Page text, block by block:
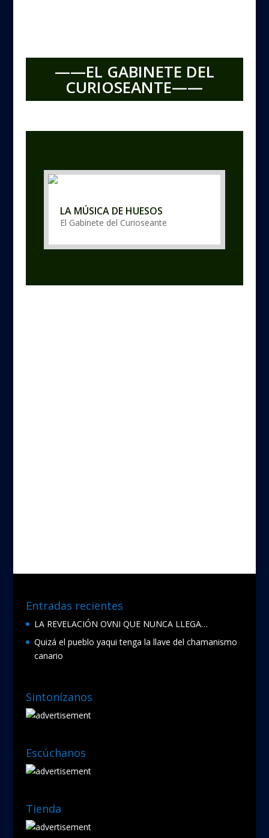
——EL GABINETE DEL
CURIOSEANTE——
LA MÚSICA DE HUESOS
El Gabinete del Curioseante
Entradas recientes
LA REVELACIÓN OVNI QUE NUNCA LLEGA…
Quizá el pueblo yaqui tenga la llave del chamanismo
canario
Sintonízanos
Escúchanos
Tienda